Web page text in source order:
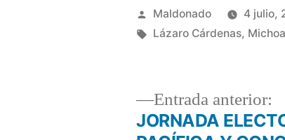
Publicado
por
Maldonado 4 julio,
Etiquetas:
Lázaro Cárdenas,
Entrada anterior:
JORNADA